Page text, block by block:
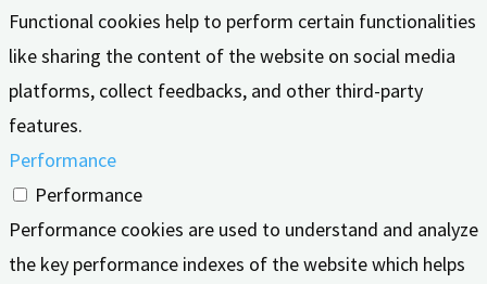
Functional cookies help to perform certain functionalities
like sharing the content of the website on social media
platforms, collect feedbacks, and other third-party
features.
Performance
Performance
Performance cookies are used to understand and analyze
the key performance indexes of the website which helps